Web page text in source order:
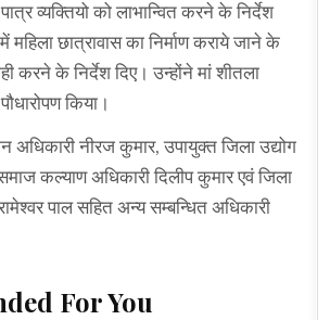
व्यक्तियो को लाभान्वित करने के निर्देश
महिला छात्रावास का निर्माण कराये जाने के
करने के निर्देश दिए। उन्होंने मां शीतला
किया।
अधिकारी नीरज कुमार, उपायुक्त जिला उद्योग
कल्याण अधिकारी दिलीप कुमार एवं जिला
पाल सहित अन्य सम्बन्धित अधिकारी
For You